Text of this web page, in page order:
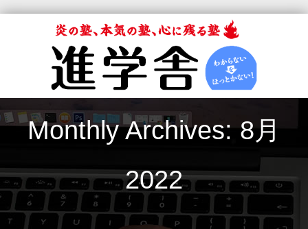
Monthly Archives:8月
2022